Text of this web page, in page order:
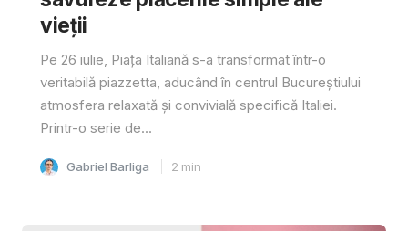
vieții
Pe 26 iulie, Piața Italiană s-a transformat într-o
veritabilă piazzetta, aducând în centrul Bucureștiului
atmosfera relaxată și convivială specifică Italiei.
Printr-o serie de...
Gabriel Barliga 2 min